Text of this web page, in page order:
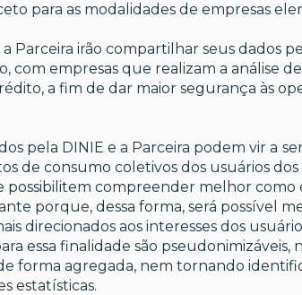
para as modalidades de empresas
a Parceira irão compartilhar seus dados
com empresas que realizam a análise
a fim de dar maior segurança às
pela DINIE e a Parceira podem vir a
de consumo coletivos dos usuários dos
possibilitem compreender melhor como
porque, dessa forma, será possível
direcionados aos interesses dos
essa finalidade são pseudonimizáveis,
forma agregada, nem tornando
estatísticas.